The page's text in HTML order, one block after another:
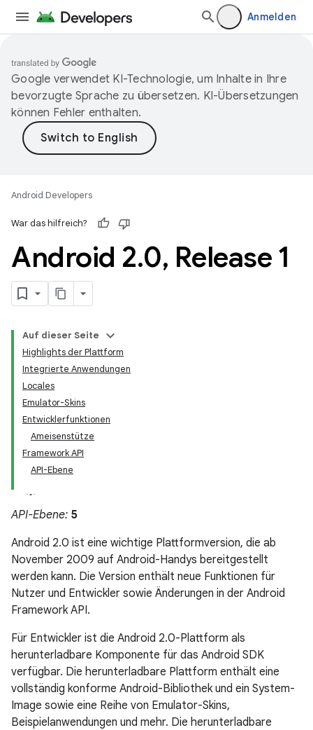
Anmelden
Google verwendet KI-Technologie, um Inhalte in Ihre
bevorzugte Sprache zu übersetzen. KI-Übersetzungen
können Fehler enthalten.
Android Developers
War das hilfreich?
Android 2.0, Release 1
Auf dieser Seite
Highlights der Plattform
Integrierte Anwendungen
Locales
Emulator-Skins
Entwicklerfunktionen
Ameisenstütze
Framework API
API-Ebene
API-Ebene: 5
Android 2.0 ist eine wichtige Plattformversion, die ab
November 2009 auf Android-Handys bereitgestellt
werden kann. Die Version enthält neue Funktionen für
Nutzer und Entwickler sowie Änderungen in der Android
Framework API.
Für Entwickler ist die Android 2.0-Plattform als
herunterladbare Komponente für das Android SDK
verfügbar. Die herunterladbare Plattform enthält eine
vollständig konforme Android-Bibliothek und ein System-
Image sowie eine Reihe von Emulator-Skins,
Beispielanwendungen und mehr. Die herunterladbare